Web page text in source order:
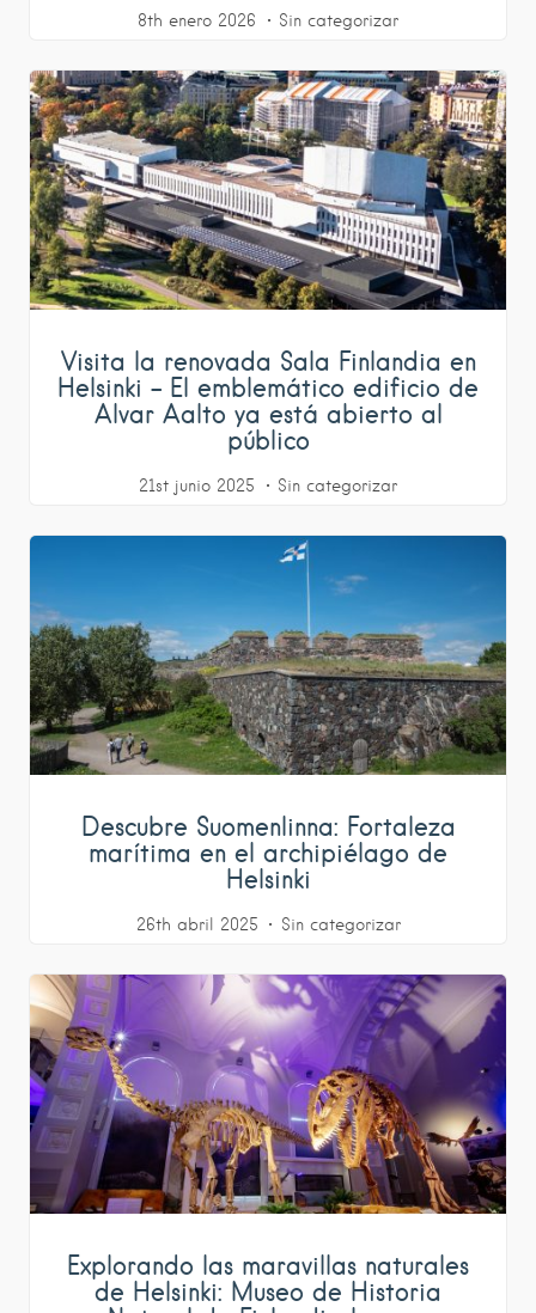
8th enero 2026 Sin categorizar
Visita la renovada Sala Finlandia en
Helsinki – El emblemático edificio de
Alvar Aalto ya está abierto al
público
21st junio 2025 Sin categorizar
Descubre Suomenlinna: Fortaleza
marítima en el archipiélago de
Helsinki
26th abril 2025 Sin categorizar
Explorando las maravillas naturales
de Helsinki: Museo de Historia